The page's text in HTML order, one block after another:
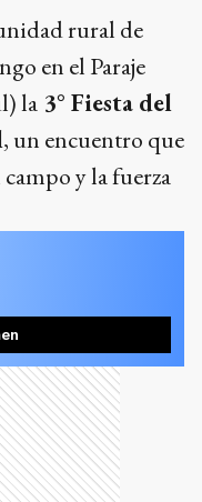
rural de
en el Paraje
la 3° Fiesta del
, un encuentro que
y la fuerza